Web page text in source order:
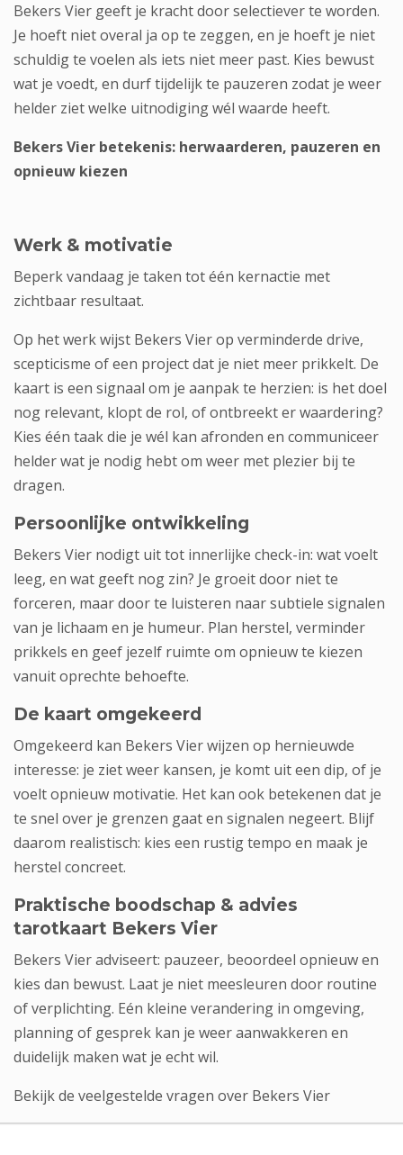
Bekers Vier geeft je kracht door selectiever te worden.
Je hoeft niet overal ja op te zeggen, en je hoeft je niet
schuldig te voelen als iets niet meer past. Kies bewust
wat je voedt, en durf tijdelijk te pauzeren zodat je weer
helder ziet welke uitnodiging wél waarde heeft.
Bekers Vier betekenis: herwaarderen, pauzeren en
opnieuw kiezen
Werk & motivatie
Beperk vandaag je taken tot één kernactie met
zichtbaar resultaat.
Op het werk wijst Bekers Vier op verminderde drive,
scepticisme of een project dat je niet meer prikkelt. De
kaart is een signaal om je aanpak te herzien: is het doel
nog relevant, klopt de rol, of ontbreekt er waardering?
Kies één taak die je wél kan afronden en communiceer
helder wat je nodig hebt om weer met plezier bij te
dragen.
Persoonlijke ontwikkeling
Bekers Vier nodigt uit tot innerlijke check-in: wat voelt
leeg, en wat geeft nog zin? Je groeit door niet te
forceren, maar door te luisteren naar subtiele signalen
van je lichaam en je humeur. Plan herstel, verminder
prikkels en geef jezelf ruimte om opnieuw te kiezen
vanuit oprechte behoefte.
De kaart omgekeerd
Omgekeerd kan Bekers Vier wijzen op hernieuwde
interesse: je ziet weer kansen, je komt uit een dip, of je
voelt opnieuw motivatie. Het kan ook betekenen dat je
te snel over je grenzen gaat en signalen negeert. Blijf
daarom realistisch: kies een rustig tempo en maak je
herstel concreet.
Praktische boodschap & advies
tarotkaart Bekers Vier
Bekers Vier adviseert: pauzeer, beoordeel opnieuw en
kies dan bewust. Laat je niet meesleuren door routine
of verplichting. Eén kleine verandering in omgeving,
planning of gesprek kan je weer aanwakkeren en
duidelijk maken wat je echt wil.
Bekijk de veelgestelde vragen over Bekers Vier